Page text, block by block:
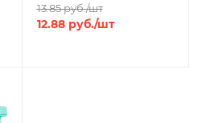
13.85руб./шт
12.88руб./шт